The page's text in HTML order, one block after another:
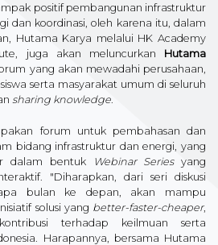
positif pembangunan infrastruktur
dan koordinasi, oleh karena itu, dalam
Hutama Karya melalui HK Academy
juga akan meluncurkan Hutama
yang akan mewadahi perusahaan,
serta masyarakat umum di seluruh
sharing knowledge
forum untuk pembahasan dan
bidang infrastruktur dan energi, yang
dalam bentuk
Webinar Seriesyang
"Diharapkan, dari seri diskusi
bulan ke depan, akan mampu
solusi yang better-faster-cheaper,
terhadap keilmuan serta
Harapannya, bersama Hutama